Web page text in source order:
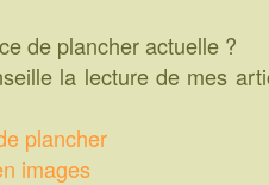
de plancher actuelle ?
la lecture de mes
plancher
images